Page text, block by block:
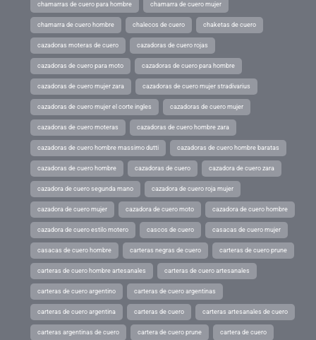
chamarras de cuero para hombre chamarra de cuero mujer
chamarra de cuero hombre chalecos de cuero chaketas de cuero
cazadoras moteras de cuero cazadoras de cuero rojas
cazadoras de cuero para moto cazadoras de cuero para hombre
cazadoras de cuero mujer zara cazadoras de cuero mujer stradivarius
cazadoras de cuero mujer el corte ingles cazadoras de cuero mujer
cazadoras de cuero moteras cazadoras de cuero hombre zara
cazadoras de cuero hombre massimo dutti cazadoras de cuero hombre baratas
cazadoras de cuero hombre cazadoras de cuero cazadora de cuero zara
cazadora de cuero segunda mano cazadora de cuero roja mujer
cazadora de cuero mujer cazadora de cuero moto cazadora de cuero hombre
cazadora de cuero estilo motero cascos de cuero casacas de cuero mujer
casacas de cuero hombre carteras negras de cuero carteras de cuero prune
carteras de cuero hombre artesanales carteras de cuero artesanales
carteras de cuero argentino carteras de cuero argentinas
carteras de cuero argentina carteras de cuero carteras artesanales de cuero
carteras argentinas de cuero cartera de cuero prune cartera de cuero